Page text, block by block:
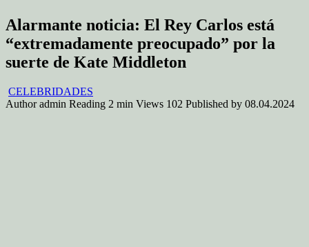
Alarmante noticia: El Rey Carlos está
“extremadamente preocupado” por la
suerte de Kate Middleton
CELEBRIDADES
Author admin Reading 2 min Views 102 Published by 08.04.2024